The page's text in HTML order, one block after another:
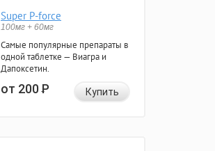
Super P-force
100мг + 60мг
Самые популярные препараты в
одной таблетке — Виагра и
Дапоксетин.
от 200Р Купить